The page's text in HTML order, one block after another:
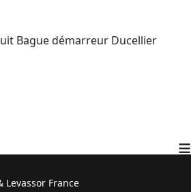
Bague démarreur Ducellier
≡
France